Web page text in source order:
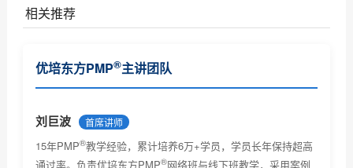
相关推荐
PMI(中国)2017项目管理大会诚征主题（优培东方）
关于2017年6月份项目管理考试北京考场已达报名人数
上限...
关于PMBOK® 指南改版及PMP®认证考试更新有关事宜
的通知...
优培东方PMP®主讲团队
刘巨波 首席讲师
15年PMP®教学经验，累计培养6万+学员，学员长年保持超高
®